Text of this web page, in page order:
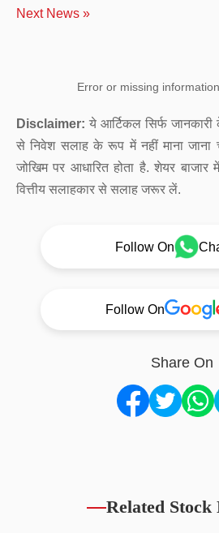
Next News »
Error or missing
Disclaimer: ये आर्टिकल सिर्फ
से निवेश सलाह के रूप में नहीं माना जाना
जोखिम पर आधारित होता है. शेयर
वित्तीय सलाहकार से सलाह जरूर लें.
Follow On
Follow On
Share On
Related Stock